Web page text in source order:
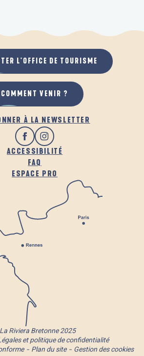
À LA NEWSLETTER
ACCESSIBILITÉ
FAQ
ESPACE PRO
L'OFFICE DE TOURISME
COMMENT VENIR ?
Riviera Bretonne 2025
et politique de confidentialité
Plan du site Gestion des cookies